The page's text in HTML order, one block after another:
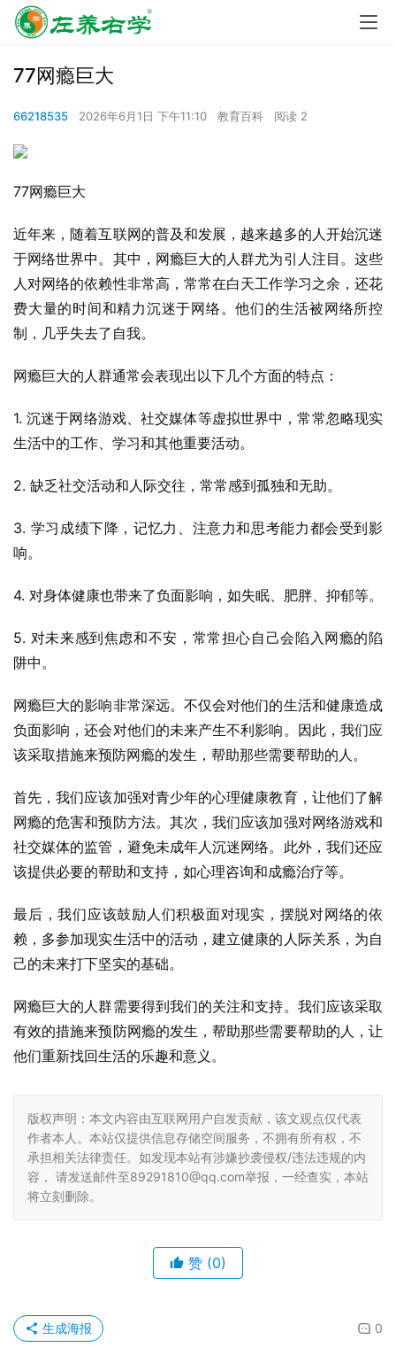
77网瘾巨大
66218535 2026年6月1日 下午11:10 教育百科 阅读 2
77网瘾巨大
近年来，随着互联网的普及和发展，越来越多的人开始沉迷
于网络世界中。其中，网瘾巨大的人群尤为引人注目。这些
人对网络的依赖性非常高，常常在白天工作学习之余，还花
费大量的时间和精力沉迷于网络。他们的生活被网络所控
制，几乎失去了自我。
网瘾巨大的人群通常会表现出以下几个方面的特点：
1. 沉迷于网络游戏、社交媒体等虚拟世界中，常常忽略现实
生活中的工作、学习和其他重要活动。
2. 缺乏社交活动和人际交往，常常感到孤独和无助。
3. 学习成绩下降，记忆力、注意力和思考能力都会受到影
响。
4. 对身体健康也带来了负面影响，如失眠、肥胖、抑郁等。
5. 对未来感到焦虑和不安，常常担心自己会陷入网瘾的陷
阱中。
网瘾巨大的影响非常深远。不仅会对他们的生活和健康造成
负面影响，还会对他们的未来产生不利影响。因此，我们应
该采取措施来预防网瘾的发生，帮助那些需要帮助的人。
首先，我们应该加强对青少年的心理健康教育，让他们了解
网瘾的危害和预防方法。其次，我们应该加强对网络游戏和
社交媒体的监管，避免未成年人沉迷网络。此外，我们还应
该提供必要的帮助和支持，如心理咨询和成瘾治疗等。
最后，我们应该鼓励人们积极面对现实，摆脱对网络的依
赖，多参加现实生活中的活动，建立健康的人际关系，为自
己的未来打下坚实的基础。
网瘾巨大的人群需要得到我们的关注和支持。我们应该采取
有效的措施来预防网瘾的发生，帮助那些需要帮助的人，让
他们重新找回生活的乐趣和意义。
版权声明：本文内容由互联网用户自发贡献，该文观点仅代表
作者本人。本站仅提供信息存储空间服务，不拥有所有权，不
承担相关法律责任。如发现本站有涉嫌抄袭侵权/违法违规的内
容， 请发送邮件至89291810@qq.com举报，一经查实，本站
将立刻删除。
赞 (0)
0
生成海报